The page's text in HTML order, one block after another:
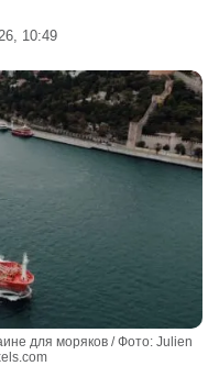
10:49
для моряков / Фото: Julien